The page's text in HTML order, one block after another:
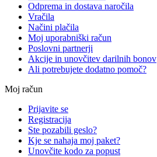
Odprema in dostava naročila
Vračila
Načini plačila
Moj uporabniški račun
Poslovni partnerji
Akcije in unovčitev darilnih bonov
Ali potrebujete dodatno pomoč?
Moj račun
Prijavite se
Registracija
Ste pozabili geslo?
Kje se nahaja moj paket?
Unovčite kodo za popust